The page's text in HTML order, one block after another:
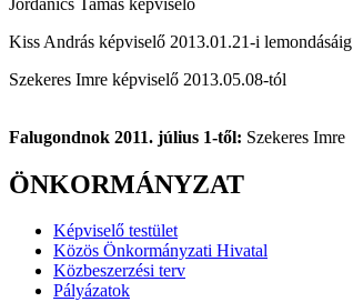
Kiss András képviselő 2013.01.21-i lemondásáig
Szekeres Imre képviselő 2013.05.08-tól
Falugondnok 2011. július 1-től: Szekeres Imre
ÖNKORMÁNYZAT
Képviselő testület
Közös Önkormányzati Hivatal
Közbeszerzési terv
Pályázatok